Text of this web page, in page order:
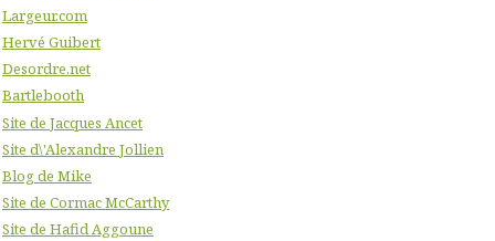
Largeur.com
Hervé Guibert
Desordre.net
Bartlebooth
Site de Jacques Ancet
Site d\'Alexandre Jollien
Blog de Mike
Site de Cormac McCarthy
Site de Hafid Aggoune